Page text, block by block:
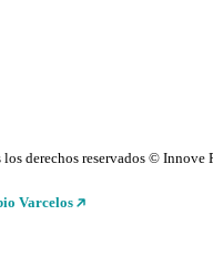
derechos reservados © Innove
Varcelos